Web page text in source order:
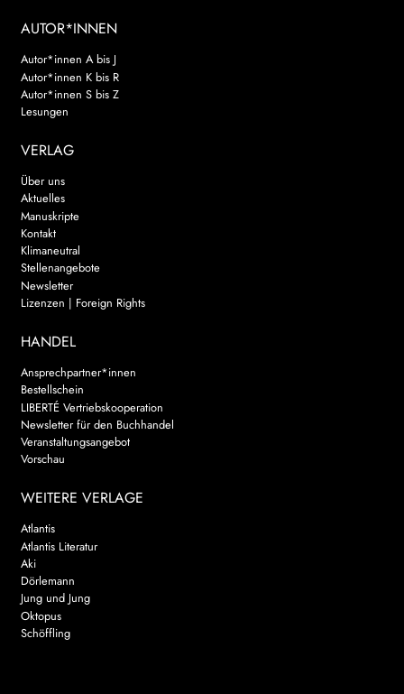
AUTOR*INNEN
Autor*innen A bis J
Autor*innen K bis R
Autor*innen S bis Z
Lesungen
VERLAG
Über uns
Aktuelles
Manuskripte
Kontakt
Klimaneutral
Stellenangebote
Newsletter
Lizenzen | Foreign Rights
HANDEL
Ansprechpartner*innen
Bestellschein
LIBERTÉ Vertriebskooperation
Newsletter für den Buchhandel
Veranstaltungsangebot
Vorschau
WEITERE VERLAGE
Atlantis
Atlantis Literatur
Aki
Dörlemann
Jung und Jung
Oktopus
Schöffling